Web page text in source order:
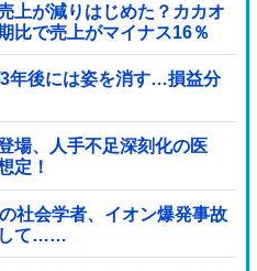
上が減りはじめた？カカオ
比で売上がマイナス16％
年後には姿を消す…損益分
場、人手不足深刻化の医
定！
社会学者、イオン爆発事故
して……